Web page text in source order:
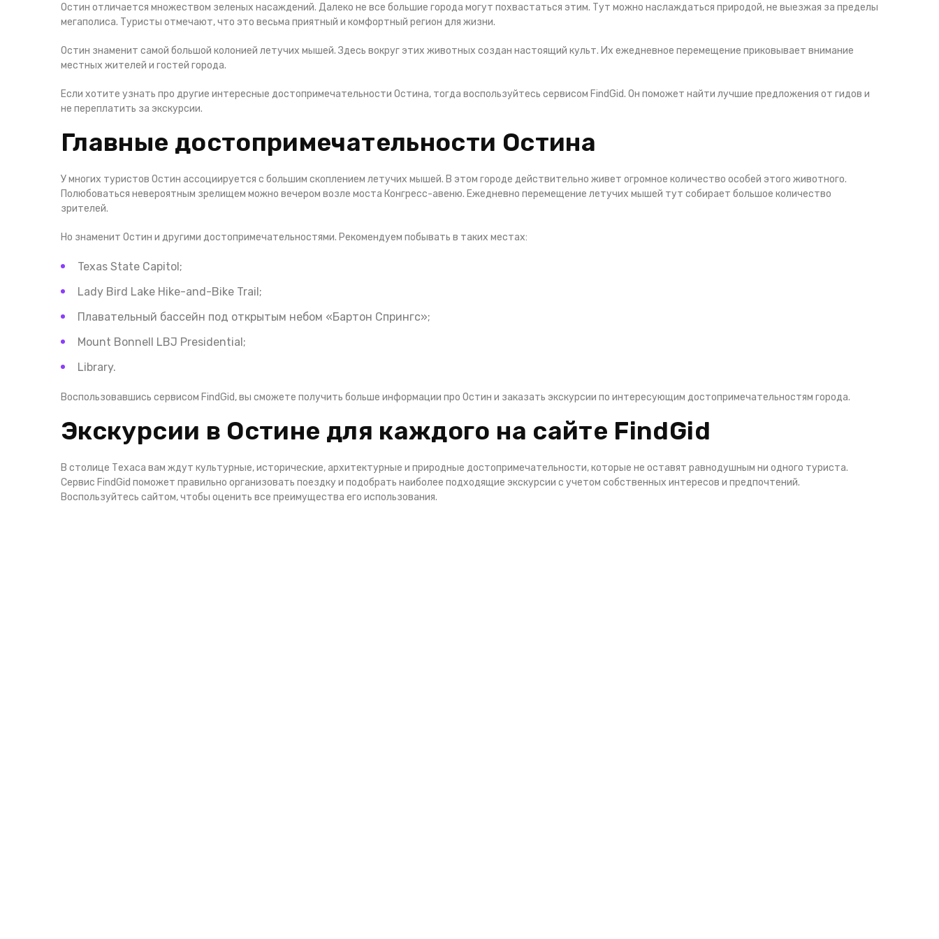
Остин отличается множеством зеленых насаждений. Далеко не все большие города могут похвастаться этим. Тут можно наслаждаться природой, не выезжая за пределы
мегаполиса. Туристы отмечают, что это весьма приятный и комфортный регион для жизни.
Остин знаменит самой большой колонией летучих мышей. Здесь вокруг этих животных создан настоящий культ. Их ежедневное перемещение приковывает внимание
местных жителей и гостей города.
Если хотите узнать про другие интересные достопримечательности Остина, тогда воспользуйтесь сервисом FindGid. Он поможет найти лучшие предложения от гидов и
не переплатить за экскурсии.
Главные достопримечательности Остина
У многих туристов Остин ассоциируется с большим скоплением летучих мышей. В этом городе действительно живет огромное количество особей этого животного.
Полюбоваться невероятным зрелищем можно вечером возле моста Конгресс-авеню. Ежедневно перемещение летучих мышей тут собирает большое количество
зрителей.
Но знаменит Остин и другими достопримечательностями. Рекомендуем побывать в таких местах:
Texas State Capitol;
Lady Bird Lake Hike-and-Bike Trail;
Плавательный бассейн под открытым небом «Бартон Спрингс»;
Mount Bonnell LBJ Presidential;
Library.
Воспользовавшись сервисом FindGid, вы сможете получить больше информации про Остин и заказать экскурсии по интересующим достопримечательностям города.
Экскурсии в Остине для каждого на сайте FindGid
В столице Техаса вам ждут культурные, исторические, архитектурные и природные достопримечательности, которые не оставят равнодушным ни одного туриста.
Сервис FindGid поможет правильно организовать поездку и подобрать наиболее подходящие экскурсии с учетом собственных интересов и предпочтений.
Воспользуйтесь сайтом, чтобы оценить все преимущества его использования.